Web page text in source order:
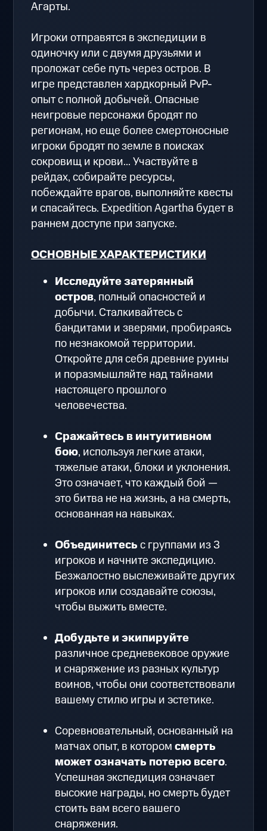
Агарты.
Игроки отправятся в экспедиции в
одиночку или с двумя друзьями и
проложат себе путь через остров. В
игре представлен хардкорный PvP-
опыт с полной добычей. Опасные
неигровые персонажи бродят по
регионам, но еще более смертоносные
игроки бродят по земле в поисках
сокровищ и крови... Участвуйте в
рейдах, собирайте ресурсы,
побеждайте врагов, выполняйте квесты
и спасайтесь. Expedition Agartha будет в
раннем доступе при запуске.
ОСНОВНЫЕ ХАРАКТЕРИСТИКИ
Исследуйте затерянный
остров, полный опасностей и
добычи. Сталкивайтесь с
бандитами и зверями, пробираясь
по незнакомой территории.
Откройте для себя древние руины
и поразмышляйте над тайнами
настоящего прошлого
человечества.
Сражайтесь в интуитивном
бою, используя легкие атаки,
тяжелые атаки, блоки и уклонения.
Это означает, что каждый бой —
это битва не на жизнь, а на смерть,
основанная на навыках.
Объединитесьс группами из 3
игроков и начните экспедицию.
Безжалостно выслеживайте других
игроков или создавайте союзы,
чтобы выжить вместе.
Добудьте и экипируйте
различное средневековое оружие
и снаряжение из разных культур
воинов, чтобы они соответствовали
вашему стилю игры и эстетике.
Соревновательный, основанный на
матчах опыт, в которомсмерть
может означать потерю всего.
Успешная экспедиция означает
высокие награды, но смерть будет
стоить вам всего вашего
снаряжения.